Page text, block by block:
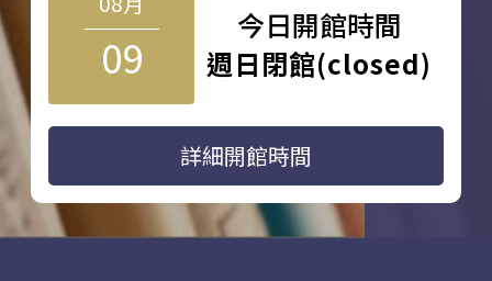
09
今日開館時間
週日閉館(closed)
詳細開館時間